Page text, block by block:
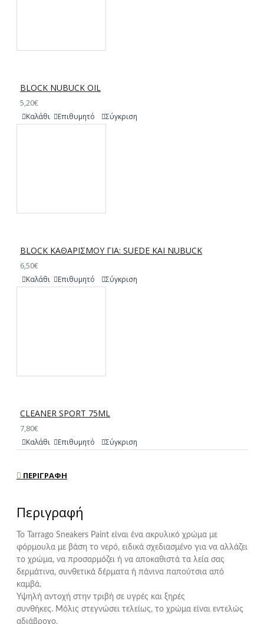
BLOCK NUBUCK OIL
5,20€
Καλάθι Επιθυμητό Σύγκριση
BLOCK ΚΑΘΑΡΙΣΜΟΥ ΓΙΑ: SUEDE ΚΑΙ NUBUCK
6,50€
Καλάθι Επιθυμητό Σύγκριση
CLEANER SPORT 75ML
7,80€
Καλάθι Επιθυμητό Σύγκριση
ΠΕΡΙΓΡΑΦΉ
Περιγραφή
Το Tarrago Sneakers Paint είναι ένα ακρυλικό χρώμα με
φόρμουλα με βάση το νερό, ειδικά σχεδιασμένο για να αλλάζει
το χρώμα, να προσαρμόζει ή να αποκαθιστά τα λεία σας
δερμάτινα, συνθετικά δέρματα ή πάνινα παπούτσια από
καμβά.
Υψηλή αντοχή στην τριβή σε υγρές και ξηρές
συνθήκες. Μόλις στεγνώσει τελείως, το χρώμα είναι εντελώς
αδιάβροχο.